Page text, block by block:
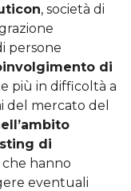
, società di
persone
di
più in difficoltà a
del mercato del
di
che hanno
eventuali